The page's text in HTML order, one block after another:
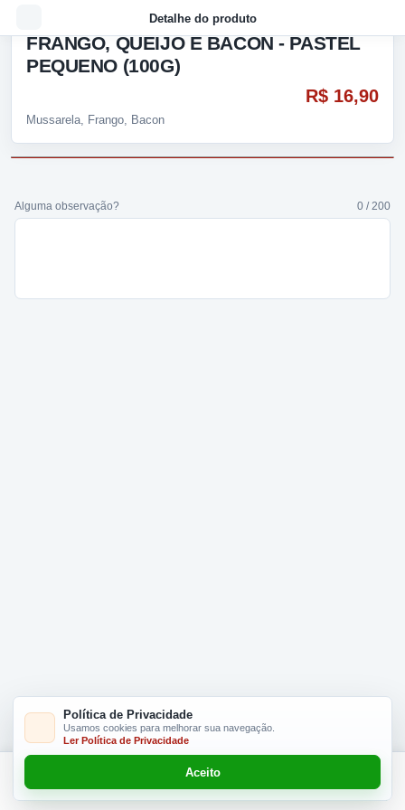
Detalhe do produto
FRANGO, QUEIJO E BACON - PASTEL
PEQUENO (100G)
Mussarela, Frango, Bacon
R$ 16,90
Adicionar R$ 16.90
Alguma observação? 0 / 200
Política de Privacidade
Usamos cookies para melhorar sua navegação.
Ler Política de Privacidade
Aceito